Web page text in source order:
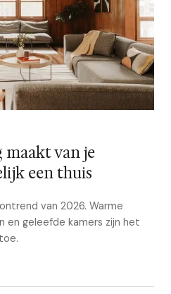
van je
een thuis
van 2026. Warme
geleefde kamers zijn het